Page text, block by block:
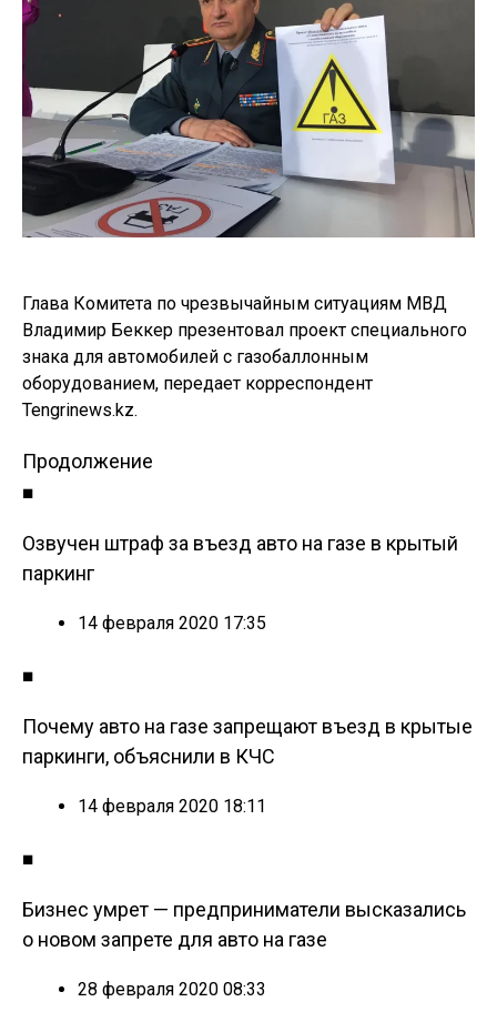
Глава Комитета по чрезвычайным ситуациям МВД
Владимир Беккер презентовал проект специального
знака для автомобилей с газобаллонным
оборудованием, передает корреспондент
Tengrinews.kz.
Продолжение
■
Озвучен штраф за въезд авто на газе в крытый
паркинг
14 февраля 2020 17:35
■
Почему авто на газе запрещают въезд в крытые
паркинги, объяснили в КЧС
14 февраля 2020 18:11
■
Бизнес умрет — предприниматели высказались
о новом запрете для авто на газе
28 февраля 2020 08:33